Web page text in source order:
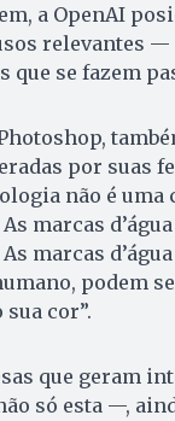
a OpenAI
relevantes —
que se fazem
por suas
não é
marcas
marcas
podem
cor”.
que geram
só esta —,